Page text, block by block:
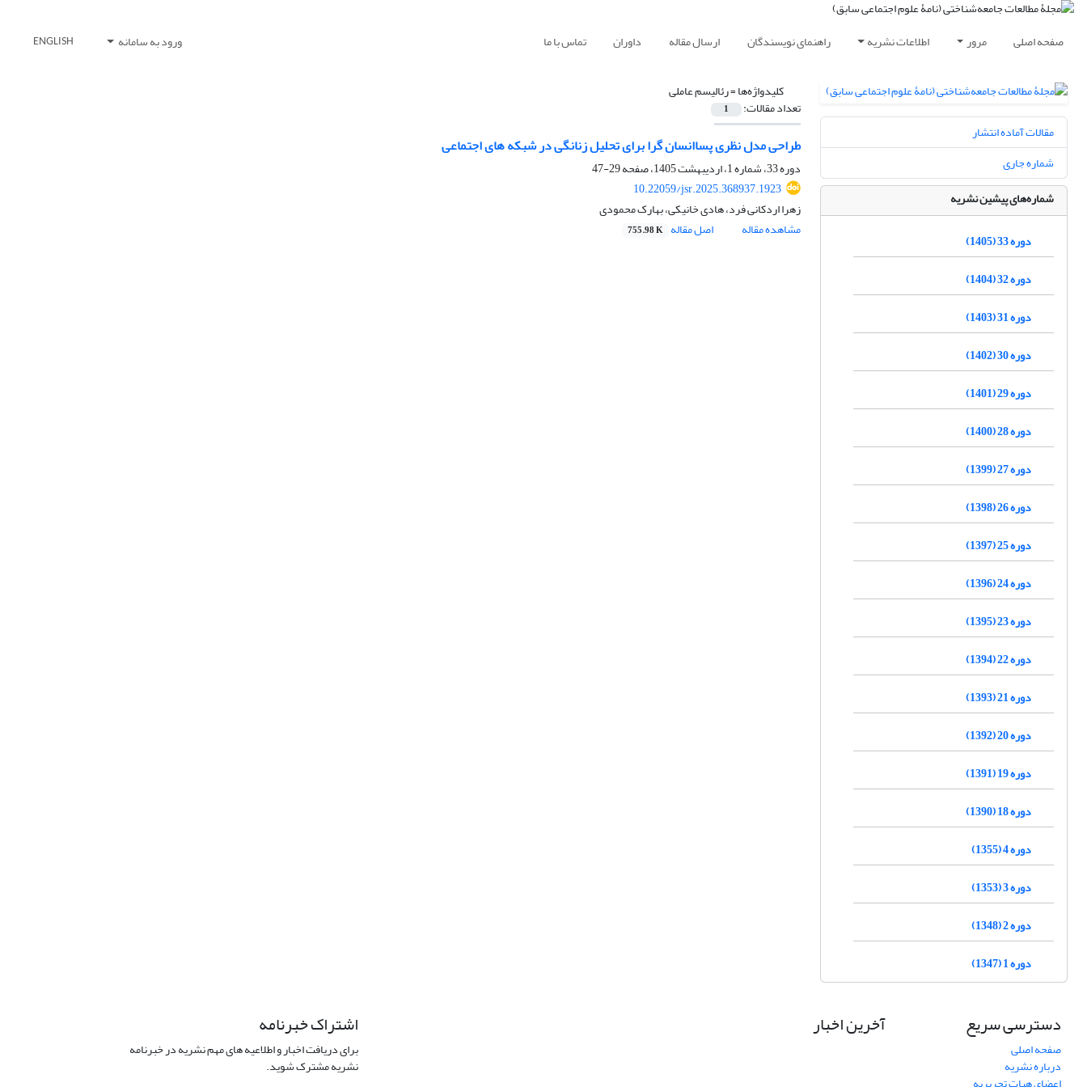
صفحه اصلی مرور اطلاعات نشریه راهنمای نویسندگان ارسال مقاله داوران تماس با ما ورود به سامانه ENGLISH
کلیدواژه‌ها =رئالیسم عاملی
تعداد مقالات: 1
طراحی مدل نظری پساانسان گرا برای تحلیل زنانگی در شبکه های اجتماعی
دوره 33، شماره 1، اردیبهشت 1405، صفحه
29-47
10.22059/jsr.2025.368937.1923
زهرا اردکانی فرد، هادی خانیکی، بهارک محمودی
مشاهده مقاله
اصل مقاله 755.98 K
مقالات آماده انتشار
شماره جاری
شماره‌های پیشین نشریه
دوره 33 (1405)
دوره 32 (1404)
دوره 31 (1403)
دوره 30 (1402)
دوره 29 (1401)
دوره 28 (1400)
دوره 27 (1399)
دوره 26 (1398)
دوره 25 (1397)
دوره 24 (1396)
دوره 23 (1395)
دوره 22 (1394)
دوره 21 (1393)
دوره 20 (1392)
دوره 19 (1391)
دوره 18 (1390)
دوره 4 (1355)
دوره 3 (1353)
دوره 2 (1348)
دوره 1 (1347)
دسترسی سریع
صفحه اصلی
درباره نشریه
آخرین اخبار اشتراک خبرنامه
برای دریافت اخبار و اطلاعیه های مهم نشریه در خبرنامه
نشریه مشترک شوید.